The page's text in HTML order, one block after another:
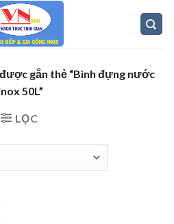
gắn thẻ “Bình đựng nước
50L”
LỌC